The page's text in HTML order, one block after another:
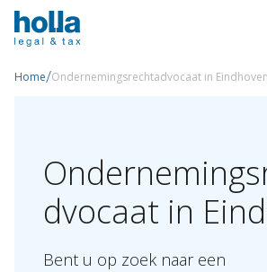
Home/Ondernemingsrechtadvocaat in Eindhoven
dvocaat in
Bent u op zoek naar een